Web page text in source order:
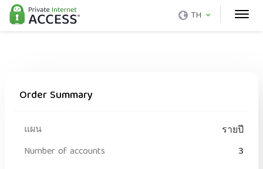
TH
Order Summary
แผน
รายปี
Number of accounts
3